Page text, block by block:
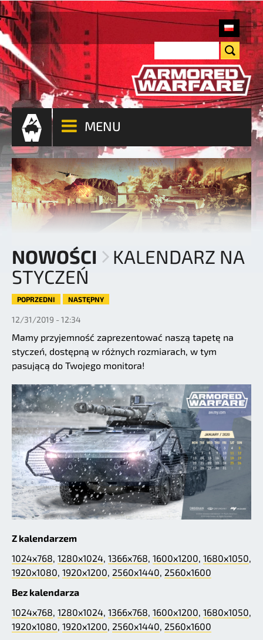
MENU
NOWOŚCI
KALENDARZ NA
STYCZEŃ
POPRZEDNI NASTĘPNY
12/31/2019 - 12:34
Mamy przyjemność zaprezentować naszą tapetę na
styczeń, dostępną w różnych rozmiarach, w tym
pasującą do Twojego monitora!
Z kalendarzem
1024x768 1280x1024 1366x768 1600x1200 1680x1050
1920x1080 1920x1200 2560x1440 2560x1600
Bez kalendarza
1024x768 1280x1024 1366x768 1600x1200 1680x1050
1920x1080 1920x1200 2560x1440 2560x1600